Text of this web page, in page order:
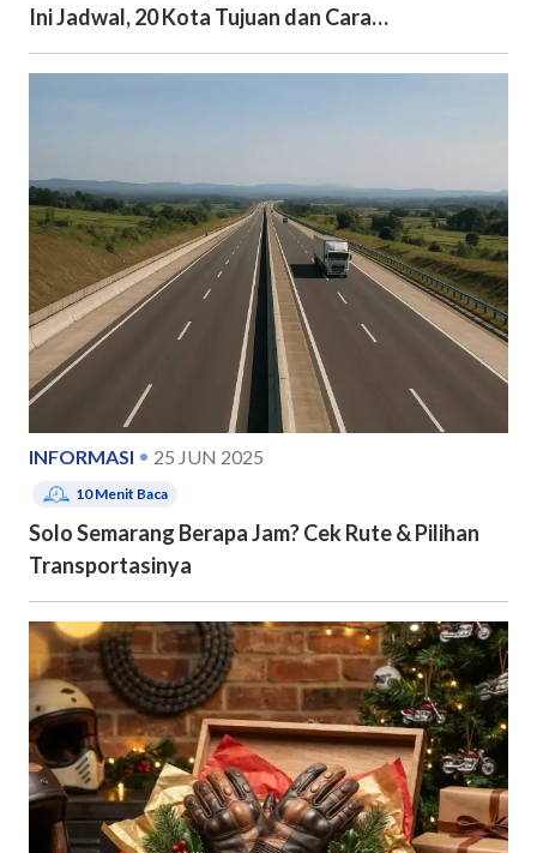
Ini Jadwal, 20 Kota Tujuan dan Cara
Pendaftarannya
INFORMASI 25 JUN 2025
10Menit Baca
Solo Semarang Berapa Jam? Cek Rute & Pilihan
Transportasinya